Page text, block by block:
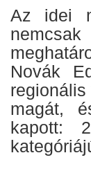
Az idei
Novák
magát,
kapott: